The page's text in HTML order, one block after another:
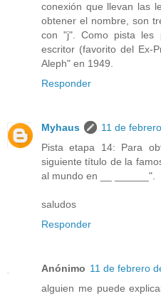
conexión que llevan las
obtener el nombre, son
con "j". Como pista les
escritor (favorito del Ex-
Aleph" en 1949.
Responder
Myhaus
11 de
Pista etapa 14: Para
siguiente título de la
al mundo en __ ______".
saludos
Responder
Anónimo 11 de febrero
alguien me puede